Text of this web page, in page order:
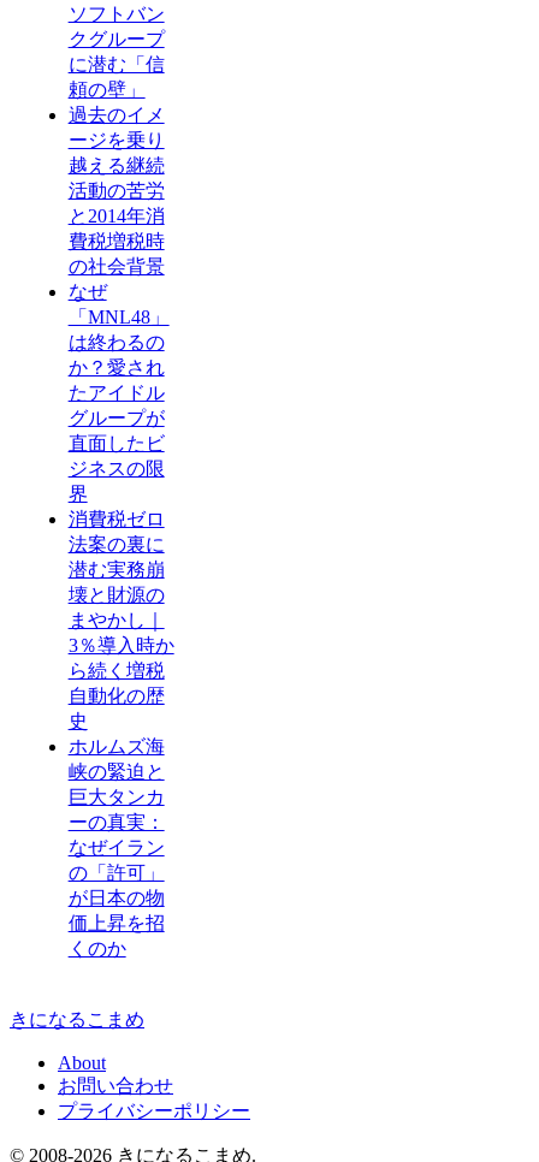
ソフトバン
クグループ
に潜む「信
頼の壁」
過去のイメ
ージを乗り
越える継続
活動の苦労
と2014年消
費税増税時
の社会背景
なぜ
「MNL48」
は終わるの
か？愛され
たアイドル
グループが
直面したビ
ジネスの限
界
消費税ゼロ
法案の裏に
潜む実務崩
壊と財源の
まやかし｜
3％導入時か
ら続く増税
自動化の歴
史
ホルムズ海
峡の緊迫と
巨大タンカ
ーの真実：
なぜイラン
の「許可」
が日本の物
価上昇を招
くのか
きになるこまめ
About
お問い合わせ
プライバシーポリシー
© 2008-2026 きになるこまめ.